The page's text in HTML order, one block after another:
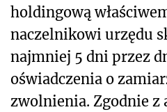
holdingową
naczelnikowi urzędu
najmniej 5 dni przez
oświadczenia o
zwolnienia. Zgodnie z